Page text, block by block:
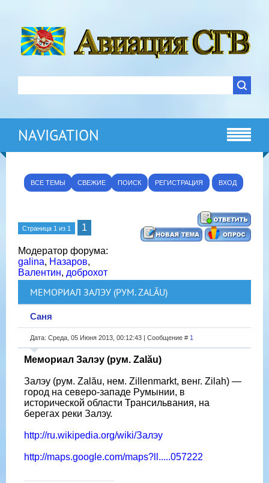
NAVIGATION
ВСЕ ТЕМЫ СВЕЖИЕ ПОИСК РЕГИСТРАЦИЯ ВХОД
Страница 1 из 1 1
Модератор форума:
galina, Назаров,
Валентин, доброхот
МЕМОРИАЛ ЗАЛЭУ (РУМ. ZALĂU)
Саня
Дата: Среда, 05 Июня 2013, 00:12:43 | Сообщение # 1
Мемориал Залэу (рум. Zalău)
Залэу (рум. Zalău, нем. Zillenmarkt, венг. Zilah) —
город на северо-западе Румынии, в
исторической области Трансильвания, на
берегах реки Залэу.
http://ru.wikipedia.org/wiki/Залэу
http://maps.google.com/maps?ll.....057222